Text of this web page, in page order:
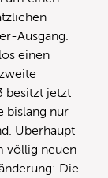
Ausgang.
einen
besitzt jetzt
bislang nur
Überhaupt
völlig neuen
Die